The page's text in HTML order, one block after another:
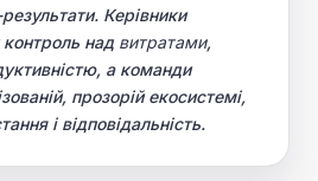
Керівники
над витратами,
а команди
прозорій екосистемі,
і відповідальність.